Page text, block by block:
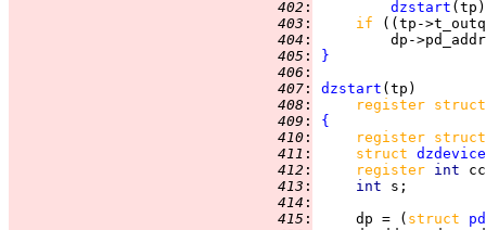
402 :
dzstart
403 : if
((tp-
404 :
dp-
405 :
}
406 :
407 : dzstart
408 :
register
409 :
{
410 :
register
411 : struct dzdevice
412 : register int
413 : int
414 :
415 :
     dp = (
struct